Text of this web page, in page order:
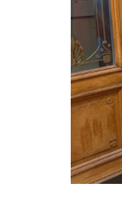
Partager l'article
FacebookTwitter
14 mai 2018-
Brussels
Bruxelles
Économie
Transports
News